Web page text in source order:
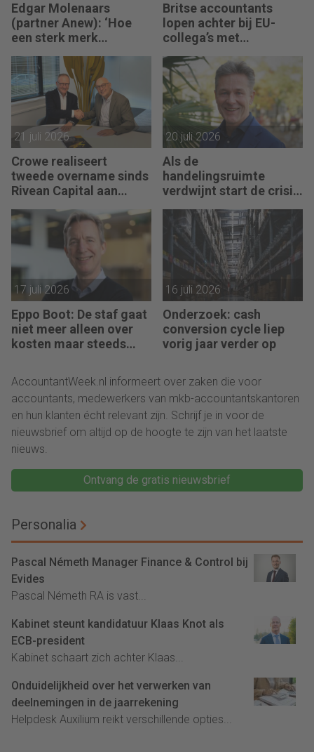
Edgar Molenaars
(partner Anew): ‘Hoe
een sterk merk
ontastbare waarde
vertaalt in tastbaar
geld’
Britse accountants
lopen achter bij EU-
collega’s met
advieswerk
21 juli 2026
Crowe realiseert
tweede overname sinds
Rivean Capital aan
20 juli 2026
Als de
handelingsruimte
verdwijnt start de crisis
Pim van Berkel
17 juli 2026
Eppo Boot: De staf gaat
niet meer alleen over
kosten maar steeds
16 juli 2026
Onderzoek: cash
conversion cycle liep
vorig jaar verder op
AccountantWeek.nl informeert over zaken die voor
accountants, medewerkers van mkb-accountantskantoren
en hun klanten écht relevant zijn. Schrijf je in voor de
nieuwsbrief om altijd op de hoogte te zijn van het laatste
nieuws.
Ontvang de gratis nieuwsbrief
Personalia
Pascal Németh Manager Finance & Control bij
Evides
Pascal Németh RA is vast...
Kabinet steunt kandidatuur Klaas Knot als
ECB-president
Kabinet schaart zich achter Klaas...
Onduidelijkheid over het verwerken van
deelnemingen in de jaarrekening
Helpdesk Auxilium reikt verschillende opties...